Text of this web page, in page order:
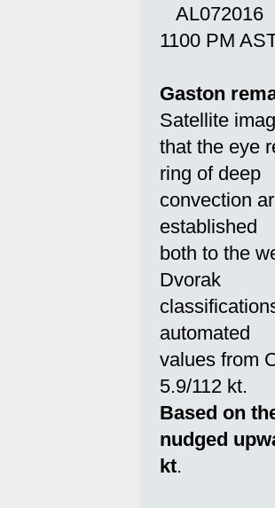
AL072016
1100 PM
Gaston
Satellite
that the eye
ring of deep
convection
established
both to the
Dvorak
automated
values from
5.9/112 kt.
Based on
nudged
kt.